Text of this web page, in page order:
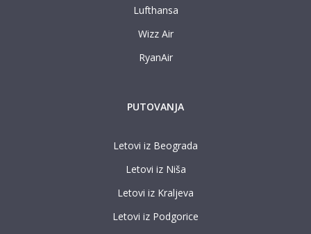
Lufthansa
Wizz Air
RyanAir
PUTOVANJA
Letovi iz Beograda
Letovi iz Niša
Letovi iz Kraljeva
Letovi iz Podgorice